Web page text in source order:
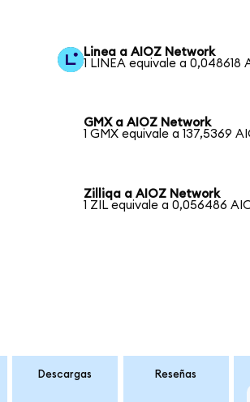
Linea a AIOZ Network
1 LINEA equivale a 0,048618
GMX a AIOZ Network
1 GMX equivale a 137,5369
Zilliqa a AIOZ Network
1 ZIL equivale a 0,056486
Descargas Reseñas